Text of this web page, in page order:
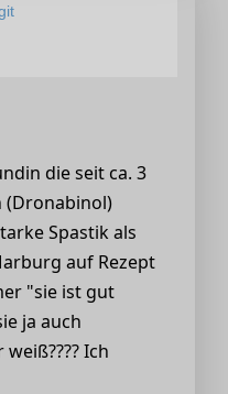
die seit ca. 3
(Dronabinol)
Spastik als
auf Rezept
"sie ist gut
ja auch
Ich